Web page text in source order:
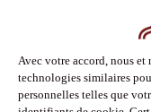
Espace adhérent
Espace presse
Phototèque
Suivez-nous